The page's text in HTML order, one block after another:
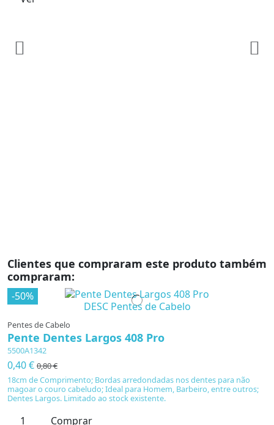
Clientes que compraram este produto também
compraram:
-50%
Pentes de Cabelo
Pente Dentes Largos 408 Pro
5500A1342
0,40 € 0,80 €
18cm de Comprimento; Bordas arredondadas nos dentes para não
magoar o couro cabeludo; Ideal para Homem, Barbeiro, entre outros;
Dentes Largos. Limitado ao stock existente.
Comprar